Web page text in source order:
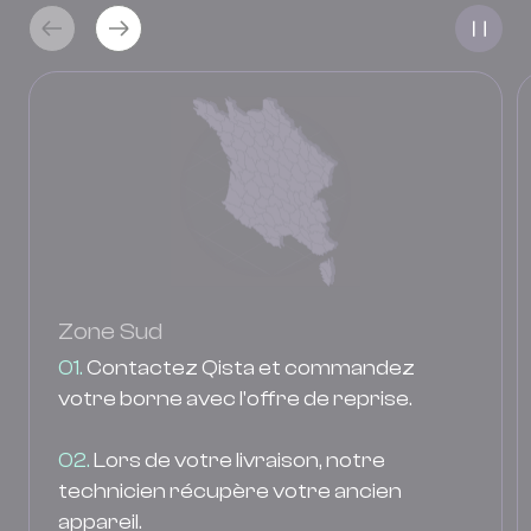
Zone Sud
01. Contactez Qista et commandez
votre borne avec l'offre de reprise.
02.Lors de votre livraison, notre
technicien récupère votre ancien
appareil.